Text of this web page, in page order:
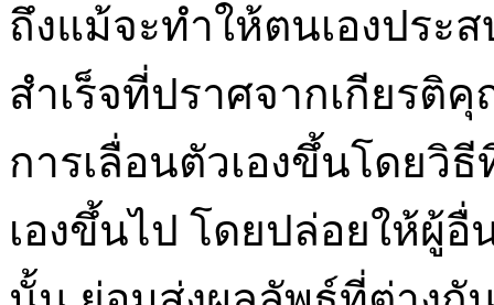
ถึงแม้จะทำให้ตนเองประ
สำเร็จที่ปราศจากเกียรติ
การเลื่อนตัวเองขึ้นโดยวิ
เองขึ้นไป โดยปล่อยให้ผู้อื่